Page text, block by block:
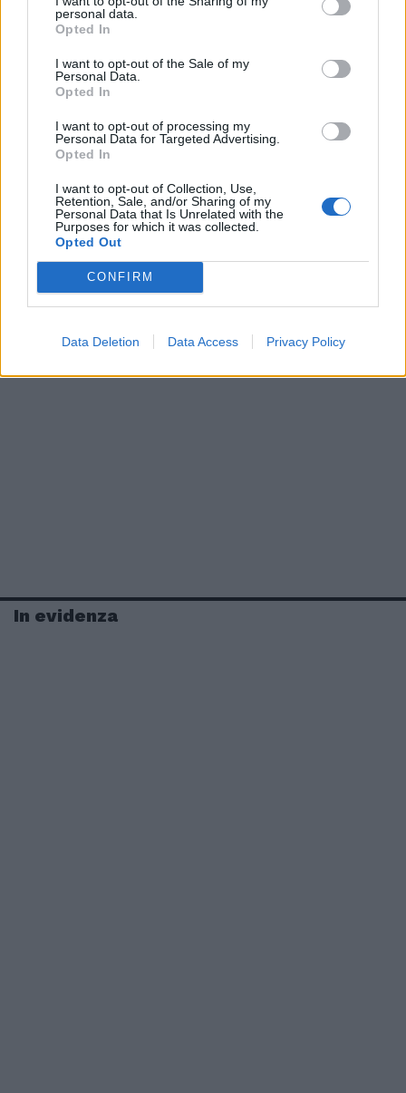
personal data.
Opted In
I want to opt-out of the Sale of my
Personal Data.
Opted In
I want to opt-out of processing my
Personal Data for Targeted Advertising.
Opted In
I want to opt-out of Collection, Use,
Retention, Sale, and/or Sharing of my
Personal Data that Is Unrelated with the
Purposes for which it was collected.
Opted Out
CONFIRM
Data Deletion Data Access Privacy Policy
In evidenza